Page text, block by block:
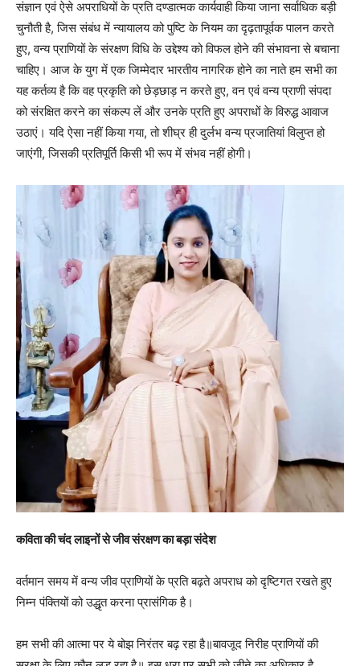
संज्ञान एवं ऐसे अपराधियों के प्रति दण्डात्मक कार्यवाही किया जाना सर्वाधिक बड़ी
चुनौती है, जिस संबंध में न्यायालय को पुष्टि के नियम का दृढ़तापूर्वक पालन करते
हुए, वन्य प्राणियों के संरक्षण विधि के उद्देश्य को विफल होने की संभावना से बचाना
चाहिए। आज के युग में एक जिम्मेदार भारतीय नागरिक होने का नाते हम सभी का
यह कर्तव्य है कि वह प्रकृति को छेड़छाड़ न करते हुए, वन एवं वन्य प्राणी संपदा
को संरक्षित करने का संकल्प लें और उनके प्रति हुए अपराधों के विरुद्ध आवाज
उठाएं। यदि ऐसा नहीं किया गया, तो शीघ्र ही दुर्लभ वन्य प्रजातियां विलुप्त हो
जाएंगी, जिसकी प्रतिपूर्ति किसी भी रूप में संभव नहीं होगी।
कविता की चंद लाइनों से जीव संरक्षण का बड़ा संदेश
वर्तमान समय में वन्य जीव प्राणियों के प्रति बढ़ते अपराध को दृष्टिगत रखते हुए
निम्न पंक्तियों को उद्धृत करना प्रासंगिक है।
हम सभी की आत्मा पर ये बोझ निरंतर बढ़ रहा है॥बावजूद निरीह प्राणियों की